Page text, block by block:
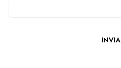
INVIA